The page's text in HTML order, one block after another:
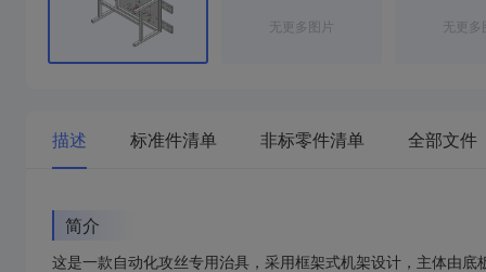
无更多图片 无更
描述 标准件清单 非标零件清单 全部文件
简介
这是一款自动化攻丝专用治具，采用框架式机架设计，主体由